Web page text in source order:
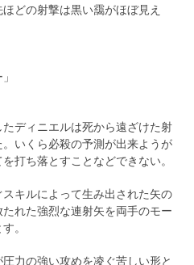
どの射撃は黒い靄がほぼ見え
ディニエルは死から遠ざけた射
いくら必殺の予測が出来ようが
打ち落とすことなどできない。
キルによって生み出された矢の
れた強烈な連射矢を両手のモー
。
力の強い攻めを凌ぐ苦しい形と